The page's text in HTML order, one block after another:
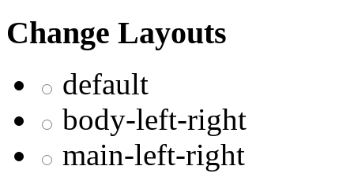
Change Layouts
default
body-left-right
main-left-right